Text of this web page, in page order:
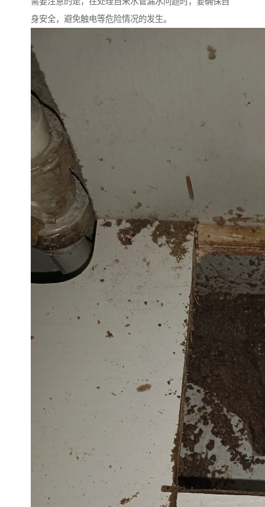
身安全，避免触电等危险情况的发生。